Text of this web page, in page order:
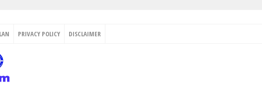
PRIVACY POLICY DISCLAIMER